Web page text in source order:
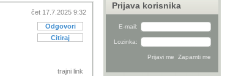
čet 17.7.2025 9:32
Odgovori
Citiraj
trajni link
Prijava korisnika
E-mail:
Lozinka: